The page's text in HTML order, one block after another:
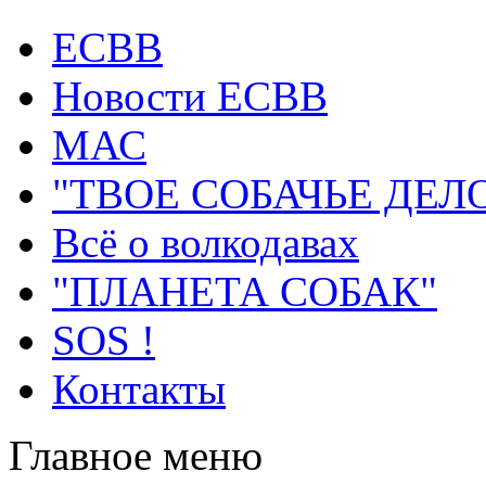
ECВB
Новости ЕСВВ
МАС
"ТВОЕ СОБАЧЬЕ
Всё о волкодавах
"ПЛАНЕТА СОБАК"
SOS !
Контакты
Главное меню